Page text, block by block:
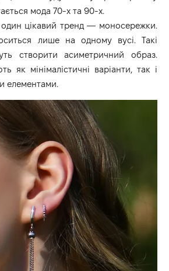
мода 70-х та 90-х.
цікавий тренд — моносережки.
лише на одному вусі. Такі
створити асиметричний образ.
як мінімалістичні варіанти, так і
елементами.